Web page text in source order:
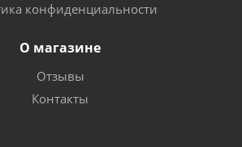
конфиденциальности
О магазине
Отзывы
Контакты